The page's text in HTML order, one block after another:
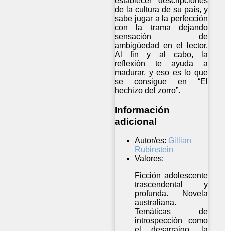
de la cultura de su país, y
sabe jugar a la perfección
con la trama dejando
sensación de
ambigüedad en el lector.
Al fin y al cabo, la
reflexión te ayuda a
madurar, y eso es lo que
se consigue en “El
hechizo del zorro”.
Información
adicional
Autor/es: Gillian
Rubinstein
Valores:
Ficción adolescente
trascendental y
profunda. Novela
australiana.
Temáticas de
introspección como